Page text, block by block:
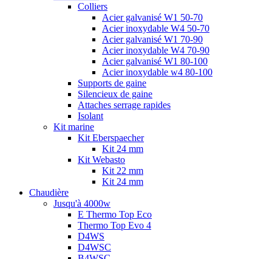
Colliers
Acier galvanisé W1 50-70
Acier inoxydable W4 50-70
Acier galvanisé W1 70-90
Acier inoxydable W4 70-90
Acier galvanisé W1 80-100
Acier inoxydable w4 80-100
Supports de gaine
Silencieux de gaine
Attaches serrage rapides
Isolant
Kit marine
Kit Eberspaecher
Kit 24 mm
Kit Webasto
Kit 22 mm
Kit 24 mm
Chaudière
Jusqu'à 4000w
E Thermo Top Eco
Thermo Top Evo 4
D4WS
D4WSC